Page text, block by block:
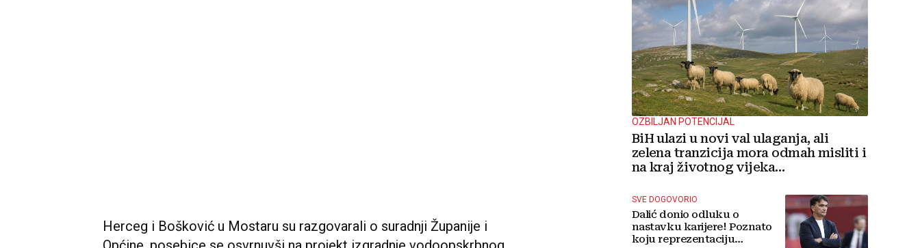
Herceg i Bošković u Mostaru su razgovarali o suradnji Županije i
OZBILJAN POTENCIJAL
BiH ulazi u novi val ulaganja, ali
zelena tranzicija mora odmah misliti i
na kraj životnog vijeka
SVE DOGOVORIO
Dalić donio odluku o
nastavku karijere! Poznato
koju reprezentaciju